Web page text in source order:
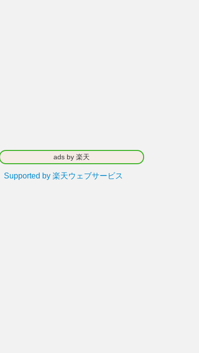
ads by 楽天
Supported by 楽天ウェブサービス